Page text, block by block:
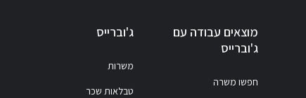
מוצאים עבודה עם
ג'וברייס
חפשו משרה
ג'וברייס
משרות
טבלאות שכר